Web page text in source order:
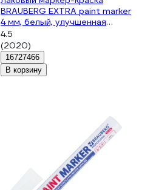
BRAUBERG EXTRA paint marker
4 мм, белый, улучшенная
нитро-основа, 151978
4.5
(2020)
16727466
В корзину